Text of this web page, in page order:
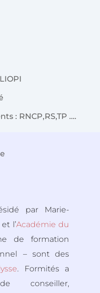
: RNCP,RS,TP ….
par Marie-
l’Académie du
de formation
– sont des
. Formités a
conseiller,